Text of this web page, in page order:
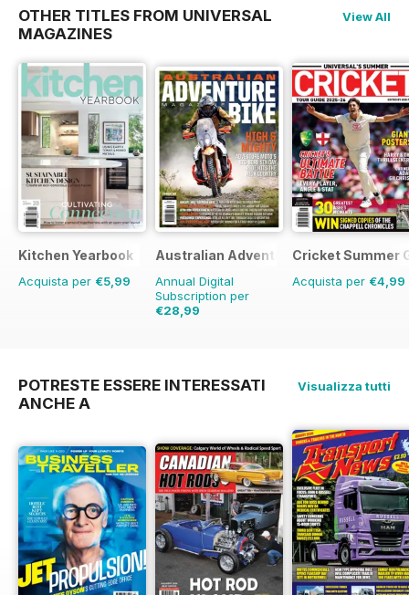
OTHER TITLES FROM UNIVERSAL
MAGAZINES
View All
Kitchen Yearbook
Acquista per €5,99
Australian Adventure Bike
Annual Digital
Subscription per
€28,99
Cricket Summer
Acquista per €4,99
POTRESTE ESSERE INTERESSATI
ANCHE A
Visualizza tutti